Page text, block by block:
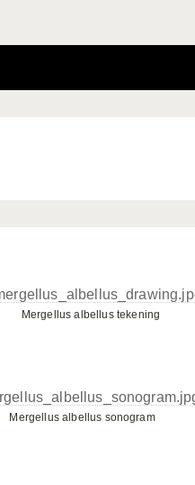
Mergellus albellus tekening
Mergellus albellus sonogram